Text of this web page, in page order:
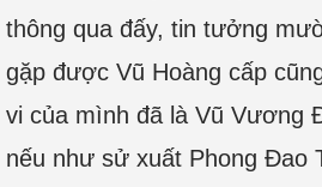
thông qua đấy, tin tưởng
gặp được Vũ Hoàng cấp
vi của mình đã là Vũ Vương
nếu như sử xuất Phong Đao